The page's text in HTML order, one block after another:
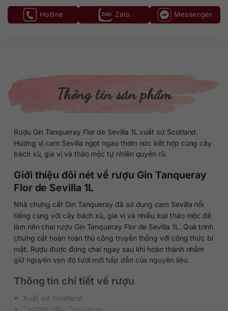
Hotline Zalo Messenger
Thông tin sản phẩm
Rượu Gin Tanqueray Flor de Sevilla 1L xuất xứ Scotland.
Hương vị cam Sevilla ngọt ngào thơm nức kết hợp cùng cây
bách xù, gia vị và thảo mộc tự nhiên quyến rũ.
Giới thiệu đôi nét về rượu Gin Tanqueray
Flor de Sevilla 1L
Nhà chưng cất Gin Tanqueray đã sử dụng cam Sevilla nổi
tiếng cùng với cây bách xù, gia vị và nhiều loại thảo mộc để
làm nên chai rượu Gin Tanqueray Flor de Sevilla 1L. Quá trình
chưng cất hoàn toàn thủ công truyền thống với công thức bí
mật. Rượu được đóng chai ngay sau khi hoàn thành nhằm
giữ nguyên vẹn độ tươi mới hấp dẫn của nguyên liệu.
Thông tin chi tiết về rượu
Xuất xứ: Scotland
Thương hiệu: Tanqueray